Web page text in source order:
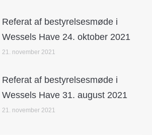
Referat af bestyrelsesmøde i
Wessels Have 24. oktober 2021
21. november 2021
Referat af bestyrelsesmøde i
Wessels Have 31. august 2021
21. november 2021